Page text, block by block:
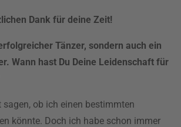
Dank für deine Zeit!
Tänzer, sondern auch ein
Wann hast Du Deine Leidenschaft für
ob ich einen bestimmten
könnte. Doch ich habe schon immer